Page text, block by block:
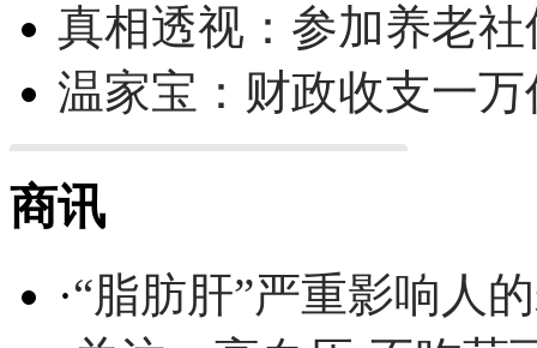
真相透视：参加养老
温家宝：财政收支一
商讯
·“脂肪肝”严重影响人